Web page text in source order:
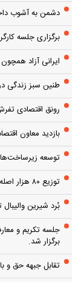
دشمن به آشوب
برگزاری جلسه
ایرانی آزاد
طنین سبز زندگی
رونق اقتصادی
بازدید معاون
توسعه
توزیع ۸۰ هزار اصله نهال در تفرش
بُرد شیرین
جلسه تکریم و
برگزار شد.
تقابل جبهه حق و